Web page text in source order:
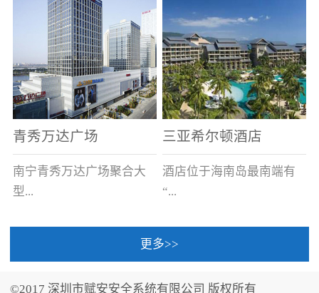
青秀万达广场
南宁青秀万达广场聚合大
型...
三亚希尔顿酒店
酒店位于海南岛最南端有
“...
中国的海岛天堂”之美称的
更多>>
©2017 深圳市赋安安全系统有限公司 版权所有